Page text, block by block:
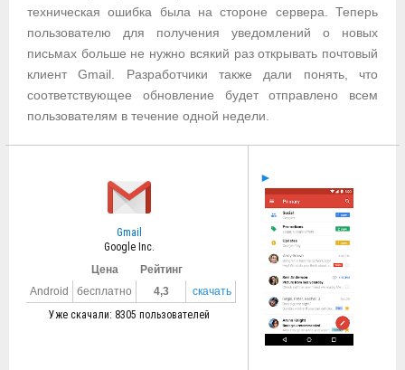
техническая ошибка была на стороне сервера. Теперь
пользователю для получения уведомлений о новых
письмах больше не нужно всякий раз открывать почтовый
клиент Gmail. Разработчики также дали понять, что
соответствующее обновление будет отправлено всем
пользователям в течение одной недели.
Gmail
Google Inc.
Цена
Рейтинг
Android
бесплатно 4,3
скачать
Уже скачали: 8305 пользователей
►